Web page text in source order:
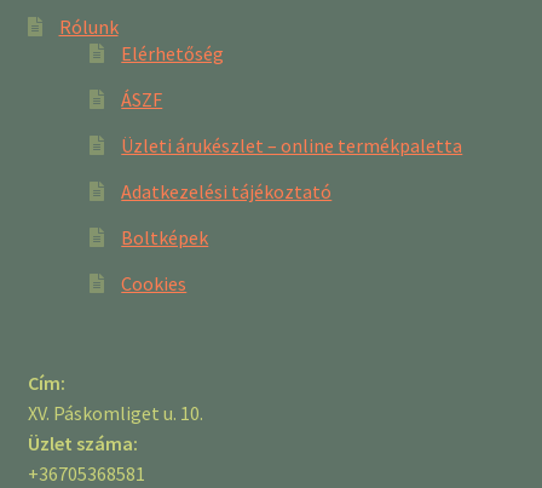
Rólunk
Elérhetőség
ÁSZF
Üzleti árukészlet – online termékpaletta
Adatkezelési tájékoztató
Boltképek
Cookies
Cím:
XV. Páskomliget u. 10.
Üzlet száma:
+36705368581